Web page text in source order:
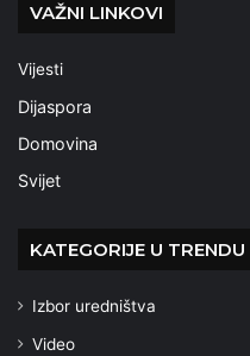
VAŽNI LINKOVI
Vijesti
Dijaspora
Domovina
Svijet
KATEGORIJE U TRENDU
Izbor uredništva
Video